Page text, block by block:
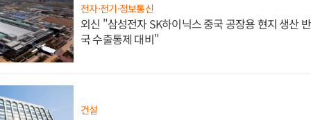
전자·전기·정보통신
외신 "삼성전자 SK하이닉스 중국 공장용 현지 생산
국 수출통제 대비"
건설